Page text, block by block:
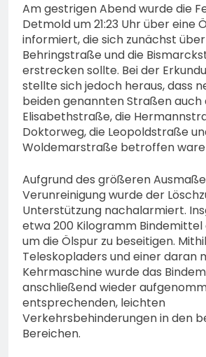
Am gestrigen Abend wurde die
Detmold um 21:23 Uhr über eine
informiert, die sich zunächst
Behringstraße und die
erstrecken sollte. Bei der
stellte sich jedoch heraus, dass
beiden genannten Straßen auch
Elisabethstraße, die
Doktorweg, die Leopoldstraße
Woldemarstraße betroffen
Aufgrund des größeren
Verunreinigung wurde der
Unterstützung nachalarmiert.
etwa 200 Kilogramm
um die Ölspur zu beseitigen.
Teleskopladers und einer daran
Kehrmaschine wurde das
anschließend wieder
entsprechenden, leichten
Verkehrsbehinderungen in den
Bereichen.